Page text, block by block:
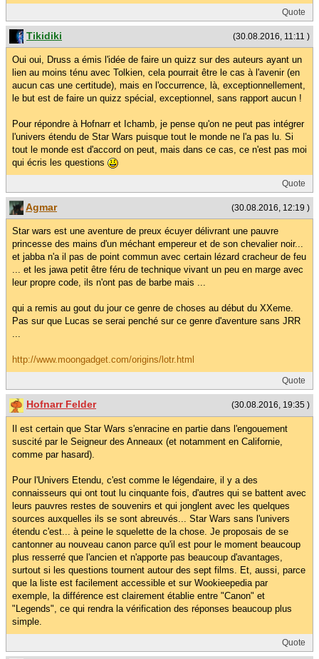
Quote
(30.08.2016, 11:11 )
Tikidiki
Oui oui, Druss a émis l'idée de faire un quizz sur des auteurs ayant un
lien au moins ténu avec Tolkien, cela pourrait être le cas à l'avenir (en
aucun cas une certitude), mais en l'occurrence, là, exceptionnellement,
le but est de faire un quizz spécial, exceptionnel, sans rapport aucun !
Pour répondre à Hofnarr et Ichamb, je pense qu'on ne peut pas intégrer
l'univers étendu de Star Wars puisque tout le monde ne l'a pas lu. Si
tout le monde est d'accord on peut, mais dans ce cas, ce n'est pas moi
qui écris les questions
Quote
(30.08.2016, 12:19 )
Agmar
Star wars est une aventure de preux écuyer délivrant une pauvre
princesse des mains d'un méchant empereur et de son chevalier noir...
et jabba n'a il pas de point commun avec certain lézard cracheur de feu
... et les jawa petit être féru de technique vivant un peu en marge avec
leur propre code, ils n'ont pas de barbe mais ...
qui a remis au gout du jour ce genre de choses au début du XXeme.
Pas sur que Lucas se serai penché sur ce genre d'aventure sans JRR
...
http://www.moongadget.com/origins/lotr.html
Quote
(30.08.2016, 19:35 )
Hofnarr Felder
Il est certain que Star Wars s'enracine en partie dans l'engouement
suscité par le Seigneur des Anneaux (et notamment en Californie,
comme par hasard).
Pour l'Univers Etendu, c'est comme le légendaire, il y a des
connaisseurs qui ont tout lu cinquante fois, d'autres qui se battent avec
leurs pauvres restes de souvenirs et qui jonglent avec les quelques
sources auxquelles ils se sont abreuvés... Star Wars sans l'univers
étendu c'est... à peine le squelette de la chose. Je proposais de se
cantonner au nouveau canon parce qu'il est pour le moment beaucoup
plus resserré que l'ancien et n'apporte pas beaucoup d'avantages,
surtout si les questions tournent autour des sept films. Et, aussi, parce
que la liste est facilement accessible et sur Wookieepedia par
exemple, la différence est clairement établie entre "Canon" et
"Legends", ce qui rendra la vérification des réponses beaucoup plus
simple.
Quote